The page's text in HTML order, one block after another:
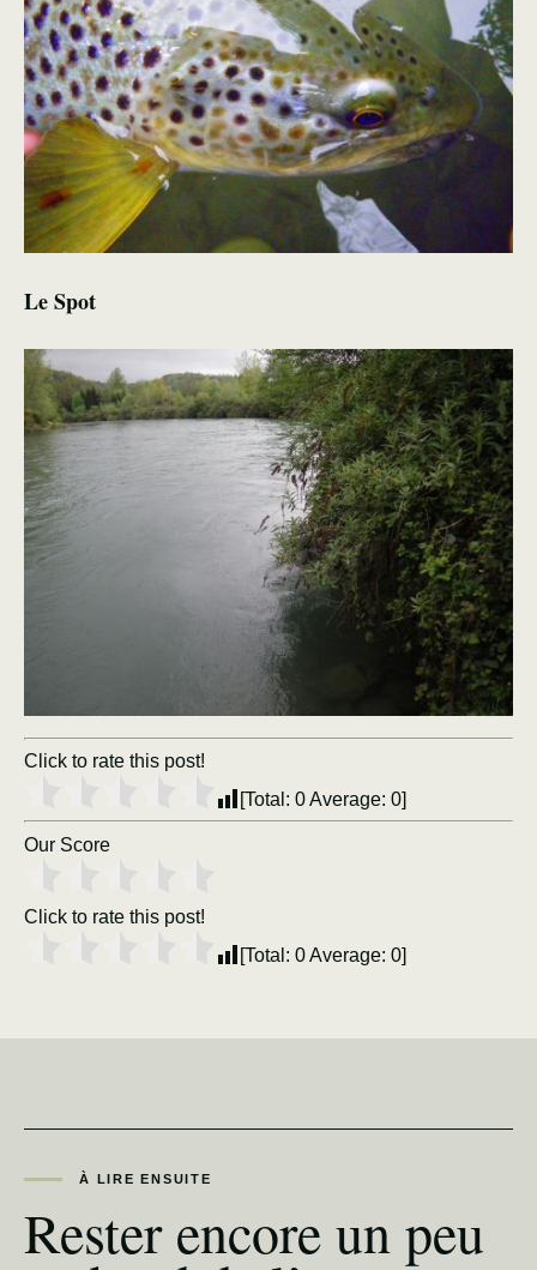
Le Spot
Click to rate this post!
[Total: 0Average: 0]
Our Score
Click to rate this post!
[Total: 0Average: 0]
À LIRE ENSUITE
Rester encore un peu